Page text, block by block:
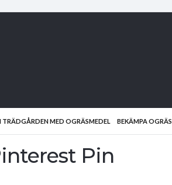
TRÄDGÅRDEN MED OGRÄSMEDEL BEKÄMPA OGRÄS
Pin